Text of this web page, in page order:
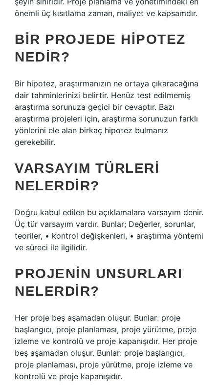
önemli üç kısıtlama zaman, maliyet ve kapsamdır.
BIR PROJEDE HIPOTEZ
NEDIR?
Bir hipotez, araştırmanızın ne ortaya çıkaracağına
dair tahminlerinizi belirtir. Henüz test edilmemiş
araştırma sorunuza geçici bir cevaptır. Bazı
araştırma projeleri için, araştırma sorunuzun farklı
yönlerini ele alan birkaç hipotez bulmanız
gerekebilir.
VARSAYIM TÜRLERI
NELERDIR?
Doğru kabul edilen bu açıklamalara varsayım denir.
Üç tür varsayım vardır. Bunlar; Değerler, sorunlar,
teoriler, • kontrol değişkenleri, • araştırma yöntemi
ve süreci ile ilgilidir.
PROJENIN UNSURLARI
NELERDIR?
Her proje beş aşamadan oluşur. Bunlar: proje
başlangıcı, proje planlaması, proje yürütme, proje
izleme ve kontrolü ve proje kapanışıdır. Her proje
beş aşamadan oluşur. Bunlar: proje başlangıcı,
proje planlaması, proje yürütme, proje izleme ve
kontrolü ve proje kapanışıdır.